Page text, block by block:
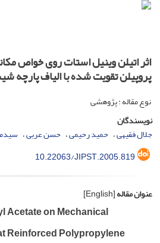
اثر اتیلن وینیل استات روی خواص
پروپیلن تقویت شده با الیاف پارچه
نوع مقاله : پژوهشی
نویسندگان
جلال فقیهی حمید رحیمی حسن عربی
10.22063/JIPST.2005.819
عنوان مقاله[English]
Acetate on Mechanical
Reinforced Polypropylene